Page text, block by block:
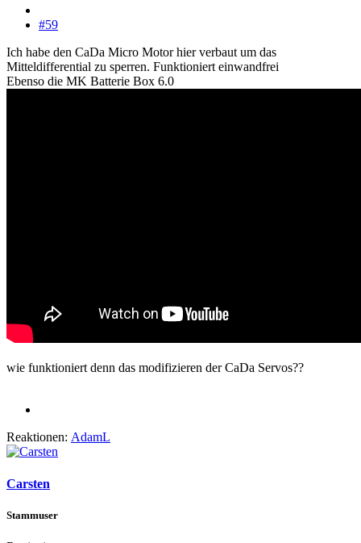
#59
Ich habe den CaDa Micro Motor hier verbaut um das
Mitteldifferential zu sperren. Funktioniert einwandfrei
Ebenso die MK Batterie Box 6.0
wie funktioniert denn das modifizieren der CaDa Servos??
Reaktionen: AdamL
Carsten
Stammuser